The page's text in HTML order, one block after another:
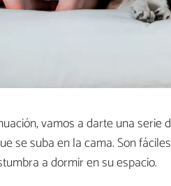
vamos a darte una
se suba en la cama. Son
a dormir en su espacio.